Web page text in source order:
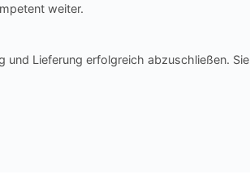
weiter.
und Lieferung erfolgreich abzuschließen. Sie